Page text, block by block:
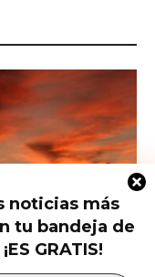
noticias más
tu bandeja de
GRATIS!
al Senado para
horario de verano